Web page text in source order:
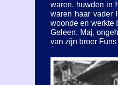
waren, huwden in
waren haar vader
woonde en werkte
Geleen. Maj,
van zijn broer